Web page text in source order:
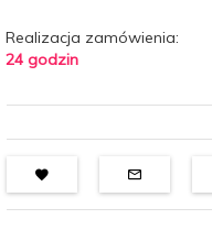
Realizacja zamówienia:
24 godzin